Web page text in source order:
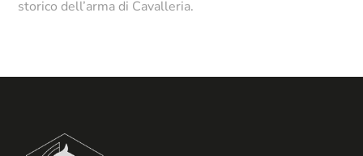
storico dell’arma di Cavalleria.